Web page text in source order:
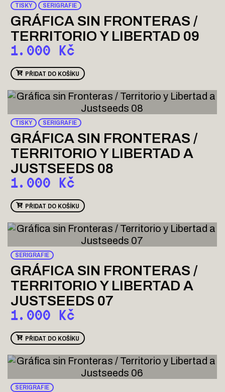
TISKY SERIGRAFIE
GRÁFICA SIN FRONTERAS /
TERRITORIO Y LIBERTAD 09
1.000 Kč
PŘIDAT DO KOŠÍKU
TISKY SERIGRAFIE
GRÁFICA SIN FRONTERAS /
TERRITORIO Y LIBERTAD A
JUSTSEEDS 08
1.000 Kč
PŘIDAT DO KOŠÍKU
SERIGRAFIE
GRÁFICA SIN FRONTERAS /
TERRITORIO Y LIBERTAD A
JUSTSEEDS 07
1.000 Kč
PŘIDAT DO KOŠÍKU
SERIGRAFIE